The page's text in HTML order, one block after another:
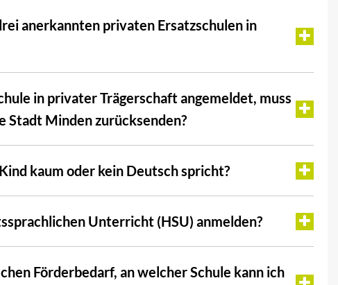
anerkannten privaten Ersatzschulen in
in privater Trägerschaft angemeldet, muss
Stadt Minden zurücksenden?
kaum oder kein Deutsch spricht?
Unterricht (HSU) anmelden?
Förderbedarf, an welcher Schule kann ich